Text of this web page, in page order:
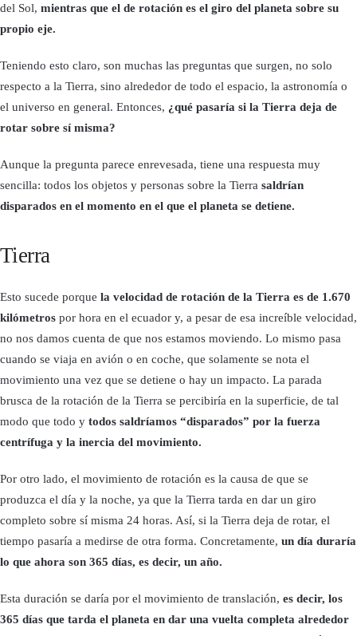
del Sol, mientras que el de rotación es el giro del planeta sobre su
propio eje.
Teniendo esto claro, son muchas las preguntas que surgen, no solo
respecto a la Tierra, sino alrededor de todo el espacio, la astronomía o
el universo en general. Entonces, ¿qué pasaría si la Tierra deja de
rotar sobre sí misma?
Aunque la pregunta parece enrevesada, tiene una respuesta muy
sencilla: todos los objetos y personas sobre la Tierra saldrían
disparados en el momento en el que el planeta se detiene.
Tierra
Esto sucede porque la velocidad de rotación de la Tierra es de 1.670
kilómetros por hora en el ecuador y, a pesar de esa increíble velocidad,
no nos damos cuenta de que nos estamos moviendo. Lo mismo pasa
cuando se viaja en avión o en coche, que solamente se nota el
movimiento una vez que se detiene o hay un impacto. La parada
brusca de la rotación de la Tierra se percibiría en la superficie, de tal
modo que todo y todos saldríamos “disparados” por la fuerza
centrífuga y la inercia del movimiento.
Por otro lado, el movimiento de rotación es la causa de que se
produzca el día y la noche, ya que la Tierra tarda en dar un giro
completo sobre sí misma 24 horas. Así, si la Tierra deja de rotar, el
tiempo pasaría a medirse de otra forma. Concretamente, un día duraría
lo que ahora son 365 días, es decir, un año.
Esta duración se daría por el movimiento de translación, es decir, los
365 días que tarda el planeta en dar una vuelta completa alrededor